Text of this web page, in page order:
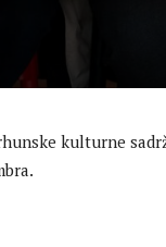
kulturne